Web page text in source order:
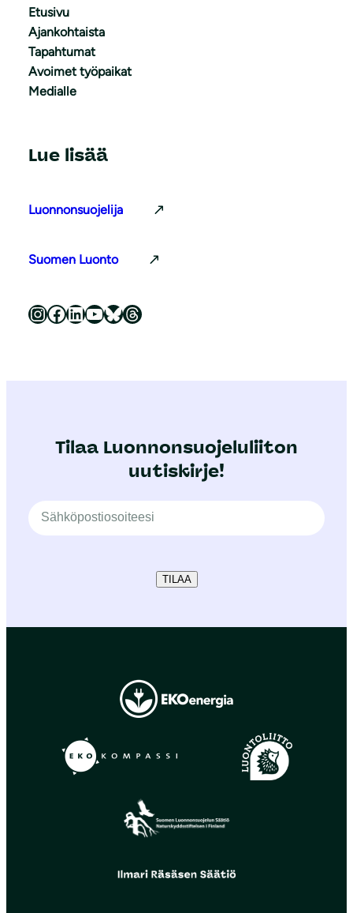
Etusivu
Ajankohtaista
Tapahtumat
Avoimet työpaikat
Medialle
Lue lisää
Luonnonsuojelija
Suomen Luonto
Luonnonsuojeluliitto Instagramissa Luonnonsuojeluliitto Facebookissa Luonnonsuojeluliitto LinkedInissä Luonnonsuojeluliiton YouTube-kanava Luonnonsuojeluliitto Blueskyssa Luonnonsuojeluliitto Threadsissa
Tilaa Luonnonsuojeluliiton
uutiskirje!
TILAA